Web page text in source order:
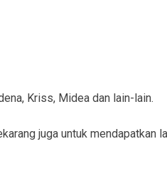
Kriss, Midea dan lain-lain.
juga untuk mendapatkan